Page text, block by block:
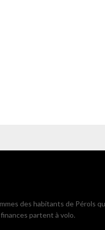
des habitants de Pérols
partent à volo.